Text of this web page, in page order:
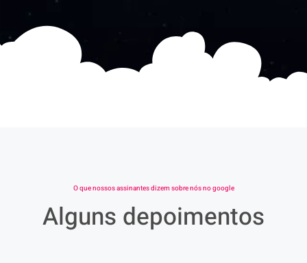
O que nossos assinantes dizem sobre nós no google
Alguns depoimentos